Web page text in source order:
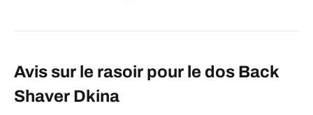
Avis sur le rasoir pour le dos Back
Shaver Dkina